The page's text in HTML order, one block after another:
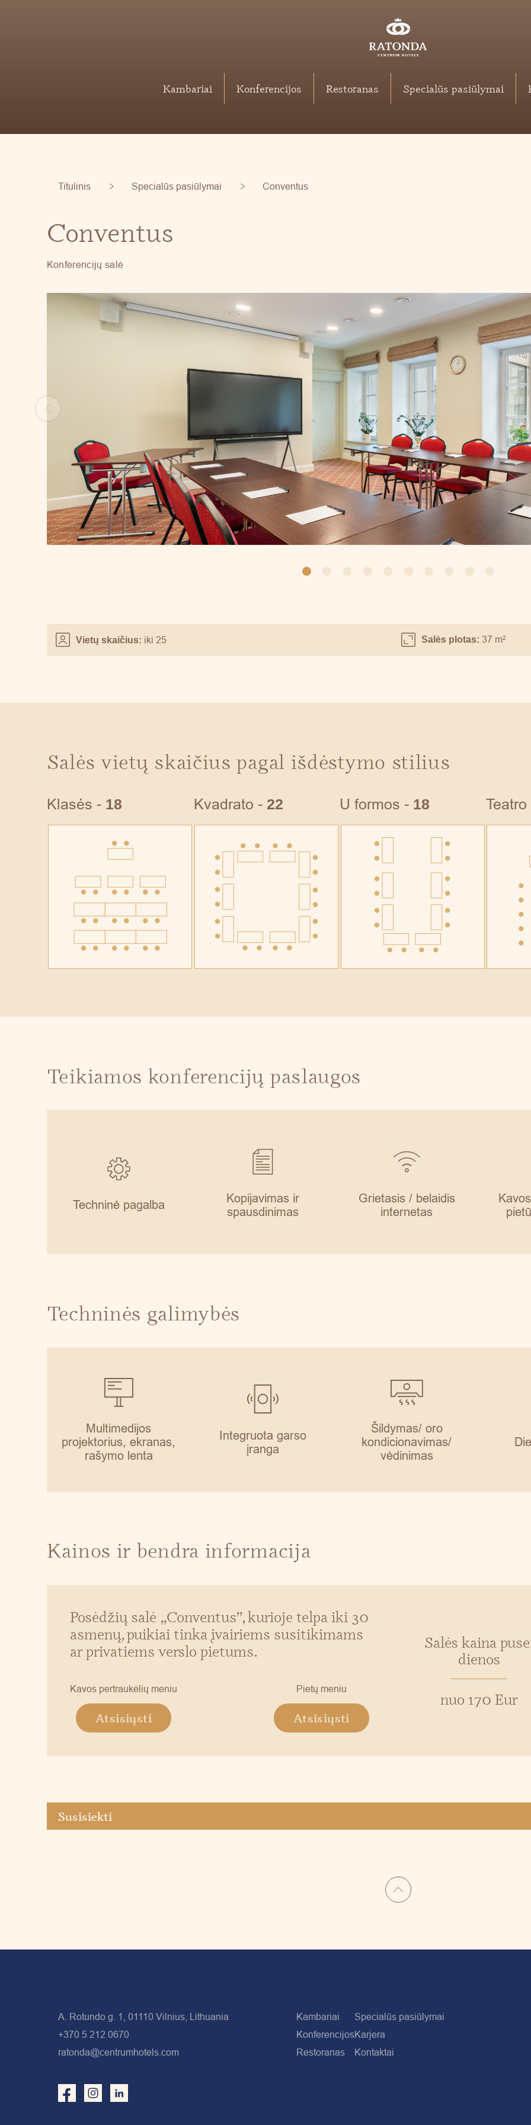
Kambariai Konferencijos Restoranas Specialūs pasiūlymai
Titulinis Specialūs pasiūlymai Conventus
Conventus
Konferencijų salė
Vietų skaičius: iki 25 Salės plotas:37 m2
Salės vietų skaičius pagal išdėstymo stilius
Klasės - 18 Kvadrato - 22 U formos - 18
Teikiamos konferencijų paslaugos
Techninė pagalba
Kopijavimas ir
spausdinimas
Grietasis / belaidis
internetas
Techninės galimybės
Multimedijos
projektorius, ekranas,
rašymo lenta
Integruota garso
įranga
Šildymas/ oro
kondicionavimas/
vėdinimas
Kainos ir bendra informacija
Posėdžių salė „Conventus”, kurioje telpa iki 30
asmenų, puikiai tinka įvairiems susitikimams
ar privatiems verslo pietums.
Kavos pertraukėlių meniu
Atsisiųsti
Pietų meniu
Atsisiųsti
Salės kaina
dienos
nuo 170 Eur
Susisiekti
A. Rotundo g. 1, 01110 Vilnius, Lithuania
+370 5 212 0670
ratonda@centrumhotels.com
Kambariai
Konferencijos
Restoranas
Specialūs pasiūlymai
Karjera
Kontaktai